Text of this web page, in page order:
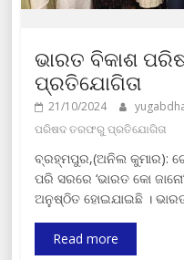
ଭାରତ ବିକାଶ
ପ୍ରତିଯୋଗିତା
21/10/2024
ପରିଷଦ ତରଫରୁ ପ୍ରତିଯୋଗିତା
ବ୍ରହ୍ମପୁର,(ଅନିଲ କୁମାର):
ପରି ସରରେ ‘ଭାରତ କୋ
ଅନୁଷ୍ଠିତ ହୋଇଯାଇଛି ।
Read more